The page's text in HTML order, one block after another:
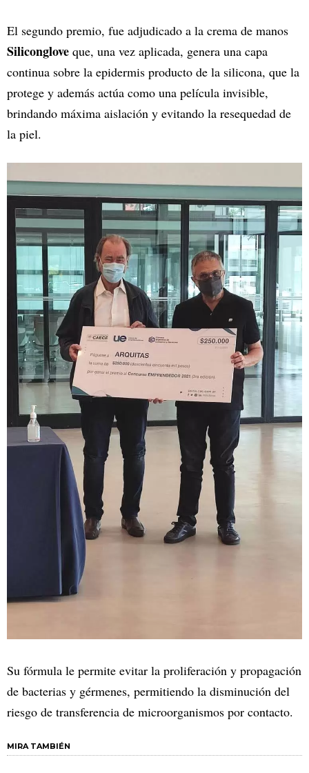
El segundo premio, fue adjudicado a la crema de manos
Siliconglove que, una vez aplicada, genera una capa
continua sobre la epidermis producto de la silicona, que la
protege y además actúa como una película invisible,
brindando máxima aislación y evitando la resequedad de
la piel.
Su fórmula le permite evitar la proliferación y propagación
de bacterias y gérmenes, permitiendo la disminución del
riesgo de transferencia de microorganismos por contacto.
MIRA TAMBIÉN